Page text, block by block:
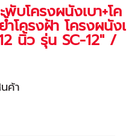
บโครงผนังเบา+โค
โครงฝ้า โครงผนังเ
นิ้ว รุ่น SC-12" /
ค้า